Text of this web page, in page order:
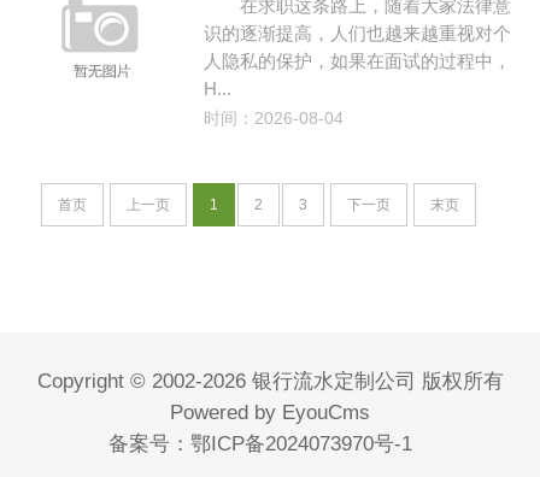
在求职这条路上，随着大家法律意
识的逐渐提高，人们也越来越重视对个
人隐私的保护，如果在面试的过程中，
H...
时间：2026-08-04
首页 上一页 1 2 3 下一页 末页
Copyright © 2002-2026 银行流水定制公司 版权所有
Powered by EyouCms
备案号： 鄂ICP备2024073970号-1